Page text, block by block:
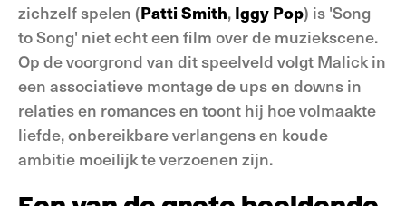
zichzelf spelen (Patti Smith, Iggy Pop) is 'Song
to Song' niet echt een film over de muziekscene.
Op de voorgrond van dit speelveld volgt Malick in
een associatieve montage de ups en downs in
relaties en romances en toont hij hoe volmaakte
liefde, onbereikbare verlangens en koude
ambitie moeilijk te verzoenen zijn.